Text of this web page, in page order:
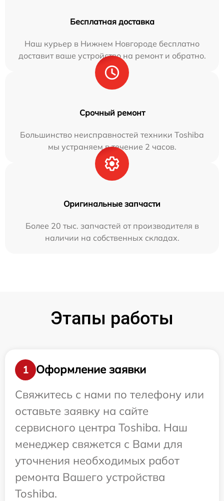
Бесплатная доставка
Наш курьер в Нижнем Новгороде бесплатно
доставит ваше устройство на ремонт и обратно.
Срочный ремонт
Большинство неисправностей техники Toshiba
мы устраняем в течение 2 часов.
Оригинальные запчасти
Более 20 тыс. запчастей от производителя в
наличии на собственных складах.
Этапы работы
1
Оформление заявки
Свяжитесь с нами по телефону или
оставьте заявку на сайте
сервисного центра Toshiba. Наш
менеджер свяжется с Вами для
уточнения необходимых работ
ремонта Вашего устройства
Toshiba.